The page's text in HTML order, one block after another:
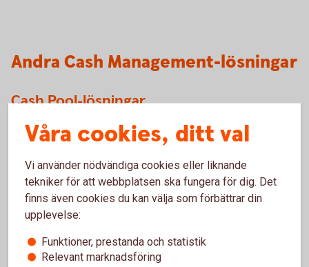
Andra Cash Management-lösningar
Cash Pool-lösningar
Tjänster som möjliggör att enkelt optimera företagets
samlade likviditet med en konsoliderad överblick.
Koncernkonto
Cash PoolSolution
Bankgironummer
Våra cookies, ditt val
Vi använder nödvändiga cookies eller liknande
tekniker för att webbplatsen ska fungera för dig. Det
finns även cookies du kan välja som förbättrar din
upplevelse:
Funktioner, prestanda och statistik
Relevant marknadsföring